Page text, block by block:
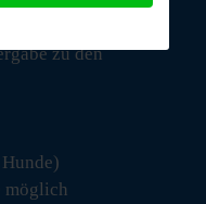
zu den
möglich